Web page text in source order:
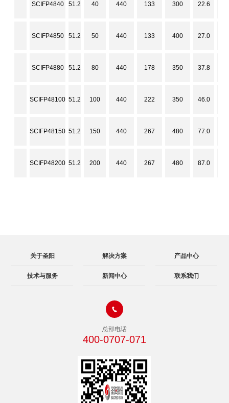
SCIFP4840 51.2 40 440 133 300 22.6
SCIFP4850 51.2 50 440 133 400 27.0
SCIFP4880 51.2 80 440 178 350 37.8
SCIFP48100 51.2 100 440 222 350 46.0
SCIFP48150 51.2 150 440 267 480 77.0
SCIFP48200 51.2 200 440 267 480 87.0
关于圣阳 解决方案 产品中心
技术与服务 新闻中心 联系我们

总部电话
400-0707-071